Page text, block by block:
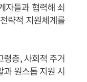
자들과 협력해 쇠
략적 지원체계를
령층, 사회적 주거
원스톱 지원 시